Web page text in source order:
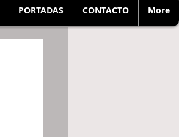
PORTADAS CONTACTO More